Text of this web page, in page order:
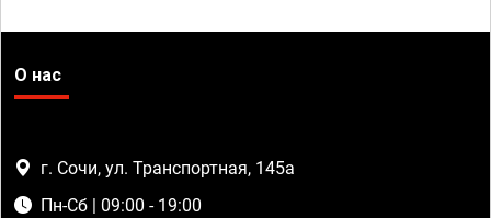
О нас
г. Сочи, ул. Транспортная, 145а
Пн-Сб | 09:00 - 19:00